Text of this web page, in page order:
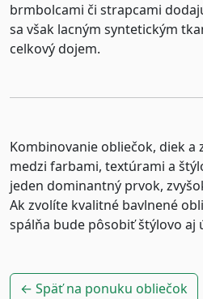
brmbolcami či strapcami
sa však lacným syntetickým
celkový dojem.
Kombinovanie obliečok, diek a
medzi farbami, textúrami a
jeden dominantný prvok,
Ak zvolíte kvalitné bavlnené
spálňa bude pôsobiť štýlovo aj
← Späť na ponuku obliečok